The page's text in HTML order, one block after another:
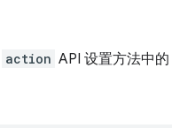
action API 设置方法中的